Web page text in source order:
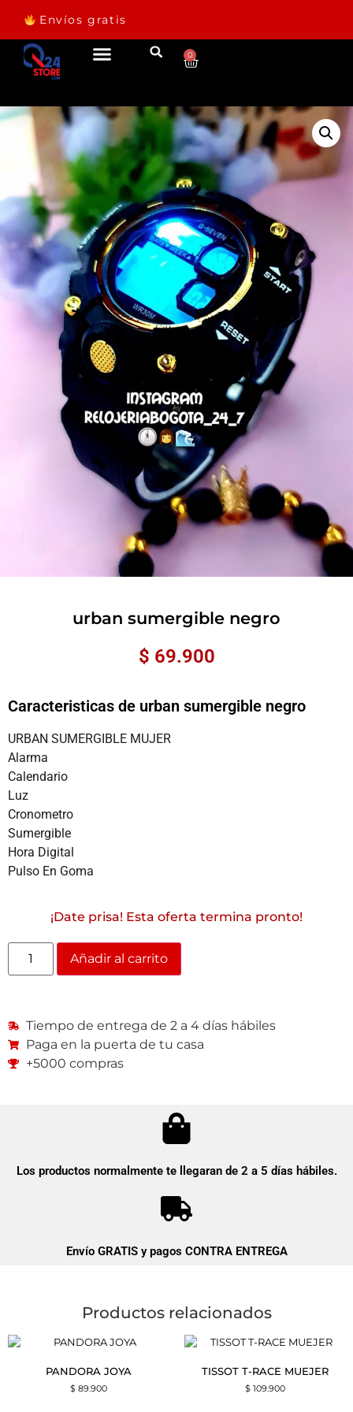
0
urban sumergible negro
$ 69.900
Caracteristicas de urban sumergible negro
URBAN SUMERGIBLE MUJER
Alarma
Calendario
Luz
Cronometro
Sumergible
Hora Digital
Pulso En Goma
¡Date prisa! Esta oferta termina pronto!
Añadir al carrito
Tiempo de entrega de 2 a 4 días hábiles
Paga en la puerta de tu casa
+5000 compras
Los productos normalmente te llegaran de 2 a 5 días hábiles.
Envío GRATIS y pagos CONTRA ENTREGA
Productos relacionados
PANDORA JOYA
$89.900
TISSOT T-RACE MUEJER
$109.900